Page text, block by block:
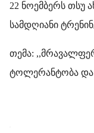
22 ნოემბერს თსუ
სამდღიანი
თემა:
ტოლერანტობა და